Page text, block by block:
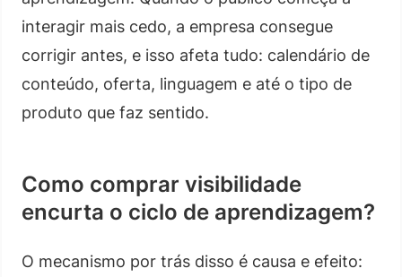
interagir mais cedo, a empresa consegue
corrigir antes, e isso afeta tudo: calendário de
conteúdo, oferta, linguagem e até o tipo de
produto que faz sentido.
Como comprar visibilidade
encurta o ciclo de aprendizagem?
O mecanismo por trás disso é causa e efeito: